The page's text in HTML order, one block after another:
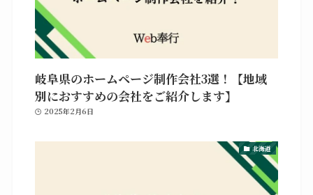
岐阜県のホームページ制作会社3選！【地域
別におすすめの会社をご紹介します】
2025年2月6日
北海道